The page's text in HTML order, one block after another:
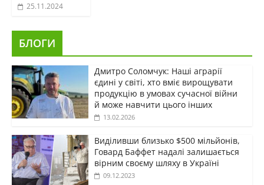
25.11.2024
БЛОГИ
Дмитро Соломчук: Наші аграрії
єдині у світі, хто вміє вирощувати
продукцію в умовах сучасної війни
й може навчити цього інших
13.02.2026
Виділивши близько $500 мільйонів,
Говард Баффет надалі залишається
вірним своєму шляху в Україні
09.12.2023